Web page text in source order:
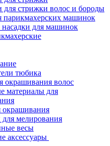
стрижки волос и бороды
машинок
для машинок
тюбика
окрашивания волос
материалы для
мелирования
весы
аксессуары